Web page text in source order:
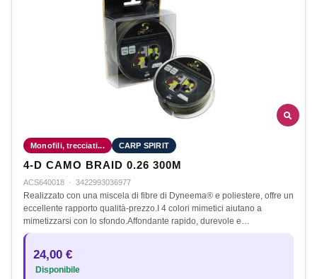
Monofili, trecciati... CARP SPIRIT
4-D CAMO BRAID 0.26 300M
ACS640018 · 3422993036977
Realizzato con una miscela di fibre di Dyneema® e poliestere, offre un
eccellente rapporto qualità-prezzo.I 4 colori mimetici aiutano a
mimetizzarsi con lo sfondo.Affondante rapido, durevole e…
24,00 €
Disponibile